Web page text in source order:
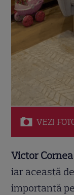
VEZI
Victor Cornea
iar această
importantă